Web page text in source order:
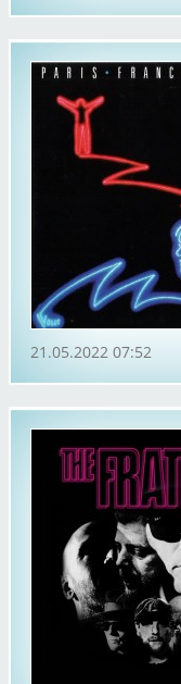
21.05.2022 07:52